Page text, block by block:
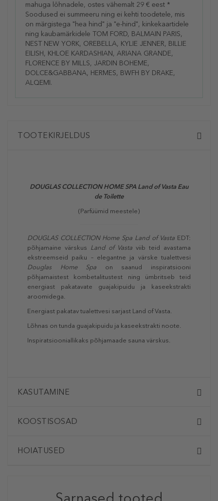
mahuga lõhnadele, ostes vähemalt 29 € eest *
Soodused ei summeeru ning ei kehti toodetele, mis
on märgistega "hea hind" ja "e-hind", kinkekaartidele
ning kaubamärkidele TOM FORD, BALMAIN PARIS,
NEST NEW YORK, OREBELLA, KYLIE JENNER, BILLIE
EILISH, KHLOE KARDASHIAN, ARIANA GRANDE,
FLORENCE BY MILLS, JARDIN BOHEME,
DOLCE&GABBANA, HERMES, BWFH BY DRAKE,
ALQEMI.
TOOTEKIRJELDUS
DOUGLAS COLLECTION HOME SPA Land of Vasta Eau
de Toilette
(Parfüümid meestele)
DOUGLAS COLLECTION Home Spa Land of Vasta EDT:
põhjamaine värskus Land of Vasta viib teid avastama
ekstreemseid paiku – elegantne ja värske tualettvesi
Douglas Home Spa on saanud inspiratsiooni
põhjamaistest kombetalitustest ning ümbritseb teid
energiast pakatavate guajakipuidu ja kaseekstrakti
aroomidega.
Energiast pakatav tualettvesi sarjast Land of Vasta.
Lõhnas on tunda guajakipuidu ja kaseekstrakti noote.
Inspiratsiooniallikaks põhjamaade sauna värskus.
KASUTAMINE
KOOSTISOSAD
HOIATUSED